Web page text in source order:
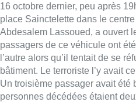
16 octobre dernier, peu après
place Sainctelette dans le
Abdesalem Lassoued, a ouvert
passagers de ce véhicule ont
l’autre alors qu’il tentait de se
bâtiment. Le terroriste l’y avait
Un troisième passager avait été
personnes décédées étaient